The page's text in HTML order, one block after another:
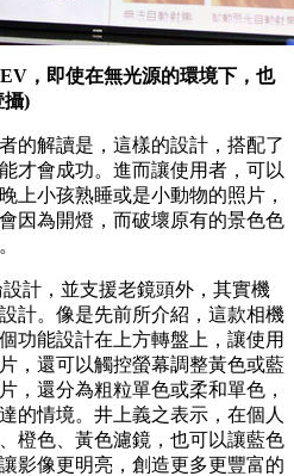
，即使在無光源的環境下，也
攝)
的解讀是，這樣的設計，搭配了
才會成功。進而讓使用者，可以
上小孩熟睡或是小動物的照片，
因為開燈，而破壞原有的景色色
計，並支援老鏡頭外，其實機
計。像是先前所介紹，這款相機
功能設計在上方轉盤上，讓使用
，還可以觸控螢幕調整黃色或藍
，還分為粗粒單色或柔和單色，
的情境。井上義之表示，在個人
橙色、黃色濾鏡，也可以讓藍色
影像更明亮，創造更多更豐富的